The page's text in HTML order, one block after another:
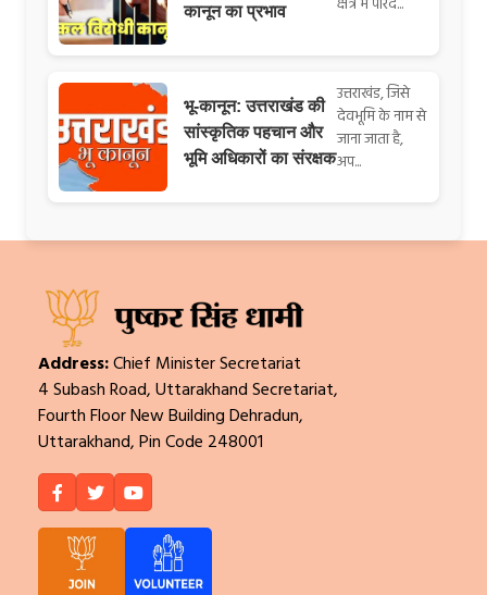
कानून का प्रभाव
भू-कानून: उत्तराखंड की
सांस्कृतिक पहचान और
भूमि अधिकारों का संरक्षक
उत्तराखंड, जिसे
देवभूमि के नाम से
जाना जाता है,
अप...
Address:Chief Minister Secretariat
4 Subash Road, Uttarakhand Secretariat,
Fourth Floor New Building Dehradun,
Uttarakhand, Pin Code 248001